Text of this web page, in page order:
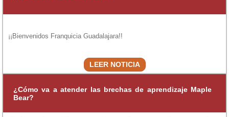
¡¡Bienvenidos Franquicia Guadalajara!!
LEER NOTICIA
¿Cómo va a atender las brechas de aprendizaje Maple
Bear?